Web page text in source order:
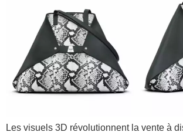
Les visuels 3D révolutionnent la vente à